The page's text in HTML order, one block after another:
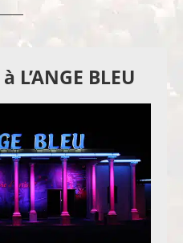
L’ANGE BLEU